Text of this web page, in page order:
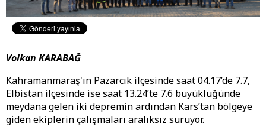
Volkan KARABAĞ
Kahramanmaraş'ın Pazarcık ilçesinde saat 04.17’de 7.7,
Elbistan ilçesinde ise saat 13.24’te 7.6 büyüklüğünde
meydana gelen iki depremin ardından Kars’tan bölgeye
giden ekiplerin çalışmaları aralıksız sürüyor.